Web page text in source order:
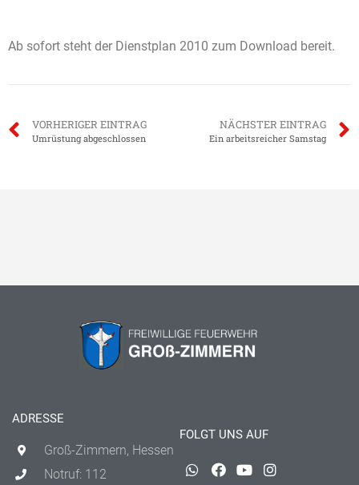
Ab sofort steht der Dienstplan 2010 zum Download bereit.
VORHERIGER EINTRAG
Umrüstung abgeschlossen
NÄCHSTER EINTRAG
Ein arbeitsreicher Samstag
ADRESSE
Groß-Zimmern, Hessen
Notruf: 112
FOLGT UNS AUF